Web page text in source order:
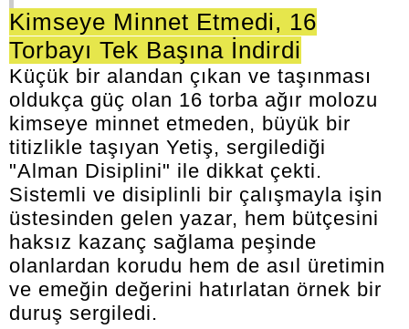
Kimseye Minnet Etmedi, 16
Torbayı Tek Başına İndirdi
Küçük bir alandan çıkan ve taşınması
oldukça güç olan 16 torba ağır molozu
kimseye minnet etmeden, büyük bir
titizlikle taşıyan Yetiş, sergilediği
"Alman Disiplini" ile dikkat çekti.
Sistemli ve disiplinli bir çalışmayla işin
üstesinden gelen yazar, hem bütçesini
haksız kazanç sağlama peşinde
olanlardan korudu hem de asıl üretimin
ve emeğin değerini hatırlatan örnek bir
duruş sergiledi.